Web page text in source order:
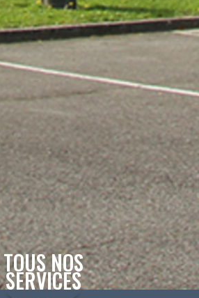
TOUS NOS
SERVICES